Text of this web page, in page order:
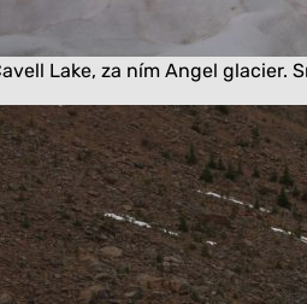
Lake, za ním Angel glacier.